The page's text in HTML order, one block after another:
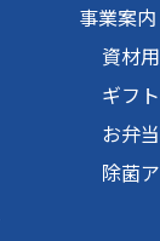
事業案内
資材
ギフ
お弁
除菌